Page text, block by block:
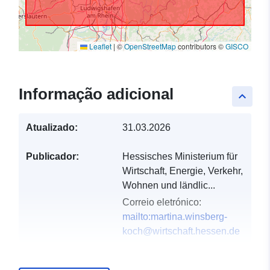
Leaflet | ©OpenStreetMapcontributors ©GISCO
keyboard_arrow_up
Informação adicional
Atualizado: 31.03.2026
Publicador:
Hessisches Ministerium für
Wirtschaft, Energie, Verkehr,
Wohnen und ländlic...
Correio eletrónico:
mailto:martina.winsberg-
koch@wirtschaft.hessen.de